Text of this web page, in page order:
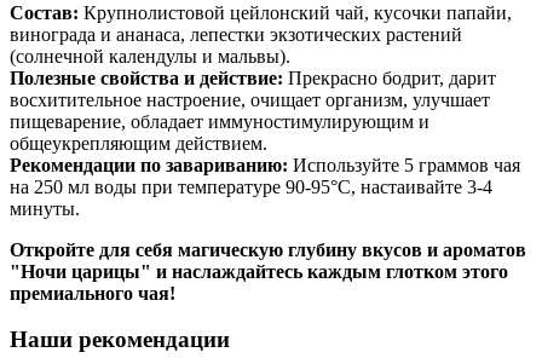
Состав: Крупнолистовой цейлонский чай, кусочки папайи,
винограда и ананаса, лепестки экзотических растений
(солнечной календулы и мальвы).
Полезные свойства и действие: Прекрасно бодрит, дарит
восхитительное настроение, очищает организм, улучшает
пищеварение, обладает иммуностимулирующим и
общеукрепляющим действием.
Рекомендации по завариванию: Используйте 5 граммов чая
на 250 мл воды при температуре 90-95°C, настаивайте 3-4
минуты.
Откройте для себя магическую глубину вкусов и ароматов
"Ночи царицы" и наслаждайтесь каждым глотком этого
премиального чая!
Наши рекомендации